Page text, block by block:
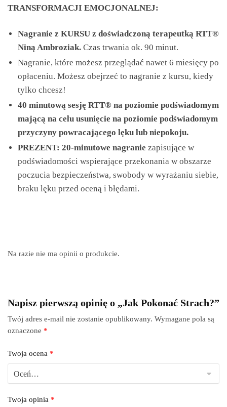
TRANSFORMACJI EMOCJONALNEJ:
Nagranie z KURSU z doświadczoną terapeutką RTT®
Niną Ambroziak. Czas trwania ok. 90 minut.
Nagranie, które możesz przeglądać nawet 6 miesięcy po
opłaceniu. Możesz obejrzeć to nagranie z kursu, kiedy
tylko chcesz!
40 minutową sesję RTT® na poziomie podświadomym
mającą na celu usunięcie na poziomie podświadomym
przyczyny powracającego lęku lub niepokoju.
PREZENT: 20-minutowe nagranie zapisujące w
podświadomości wspierające przekonania w obszarze
poczucia bezpieczeństwa, swobody w wyrażaniu siebie,
braku lęku przed oceną i błędami.
Na razie nie ma opinii o produkcie.
Napisz pierwszą opinię o „Jak Pokonać Strach?”
Twój adres e-mail nie zostanie opublikowany. Wymagane pola są
oznaczone *
Twoja ocena *
Twoja opinia *